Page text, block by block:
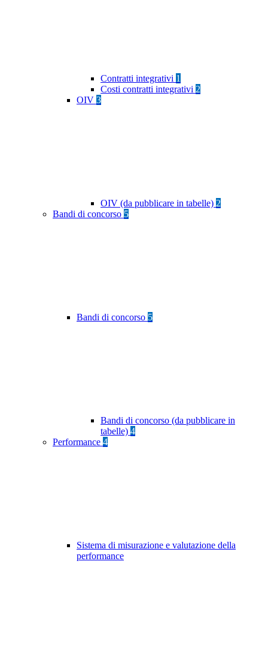
Contratti integrativi 1
Costi contratti integrativi 2
OIV 3
OIV (da pubblicare in tabelle) 2
Bandi di concorso 5
Bandi di concorso 5
Bandi di concorso (da pubblicare in
tabelle) 4
Performance 4
Sistema di misurazione e valutazione della
performance